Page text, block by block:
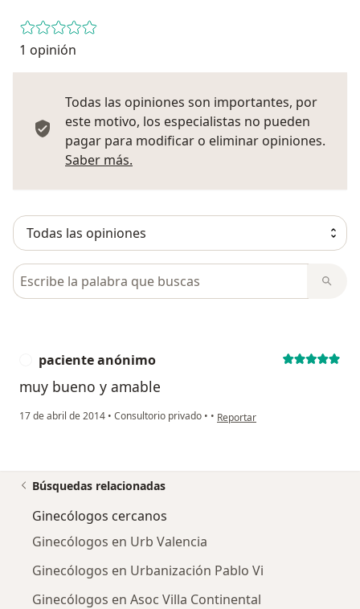
1 opinión
Todas las opiniones son importantes, por
este motivo, los especialistas no pueden
pagar para modificar o eliminar opiniones.
Saber más.
Busca en opiniones
paciente anónimo
muy bueno y amable
17 de abril de 2014 • Consultorio privado • • en opinión del usuario paciente
Reportar
Búsquedas relacionadas
Ginecólogos cercanos
Ginecólogos en Urb Valencia
Ginecólogos en Urbanización Pablo Vi
Ginecólogos en Asoc Villa Continental